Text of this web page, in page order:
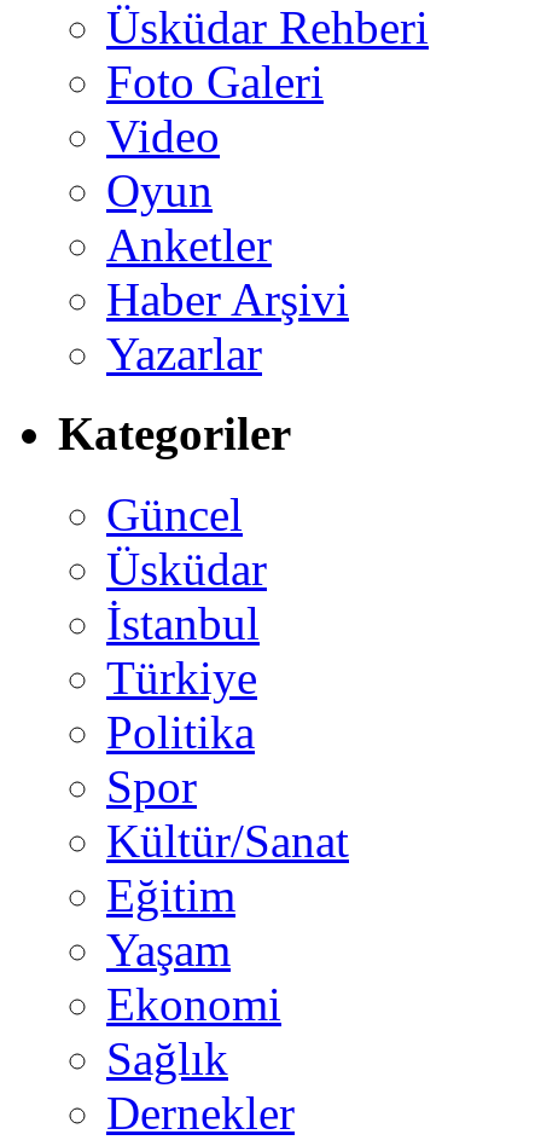
Üsküdar Rehberi
Foto Galeri
Video
Oyun
Anketler
Haber Arşivi
Yazarlar
Kategoriler
Güncel
Üsküdar
İstanbul
Türkiye
Politika
Spor
Kültür/Sanat
Eğitim
Yaşam
Ekonomi
Sağlık
Dernekler